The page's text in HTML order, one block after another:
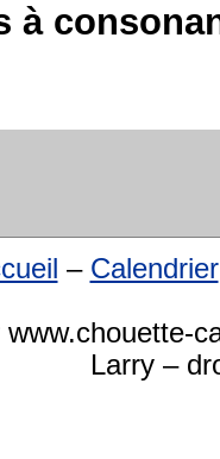
à
– Calendrier
www.chouette-
Larry –